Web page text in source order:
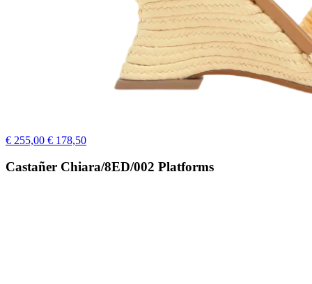
€ 255,00 € 178,50
Castañer Chiara/8ED/002 Platforms